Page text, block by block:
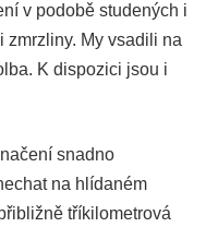
v podobě studených i
zmrzliny. My vsadili na
K dispozici jsou i
snadno
na hlídaném
tříkilometrová